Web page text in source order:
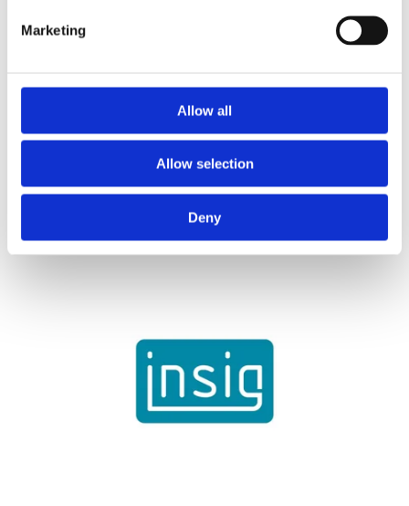
Marketing
Allow all
Allow selection
Deny
NOSIUM AB (publ) har erhållit villkorat godkännande